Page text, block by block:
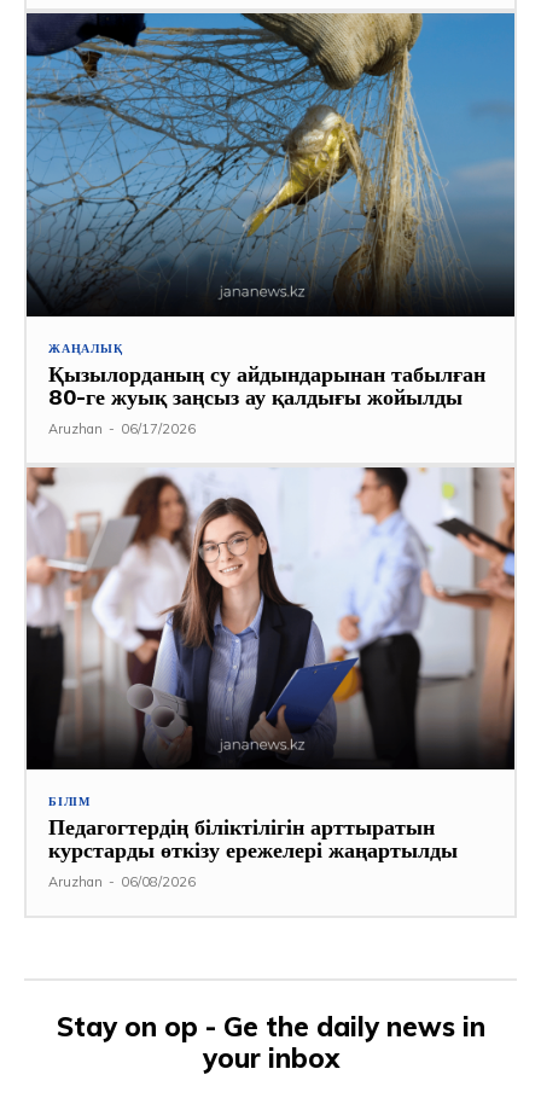
ЖАҢАЛЫҚ
Қызылорданың су айдындарынан табылған
80-ге жуық заңсыз ау қалдығы жойылды
Aruzhan - 06/17/2026
БІЛІМ
Педагогтердің біліктілігін арттыратын
курстарды өткізу ережелері жаңартылды
Aruzhan - 06/08/2026
Stay on op - Ge the daily news in
your inbox